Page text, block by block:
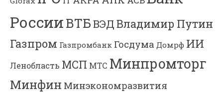
РоссииВТБВЭДВладимир Путин
Газпром Газпромбанк Госдума Домрф ИИ
Ленобласть МСП МТС Минпромторг
Минфин Минэкономразвития